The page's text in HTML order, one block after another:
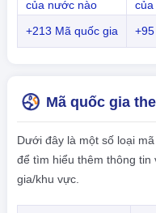
của nước nào
+213 Mã quốc gia
Mã quốc gia
Dưới đây là một số loại
để tìm hiểu thêm thông tin
gia/khu vực.